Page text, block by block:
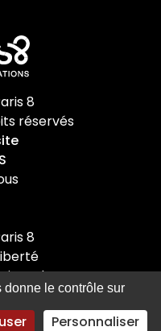
8
réservés
8
cedex
67 89le contrôle sur
Personnaliser